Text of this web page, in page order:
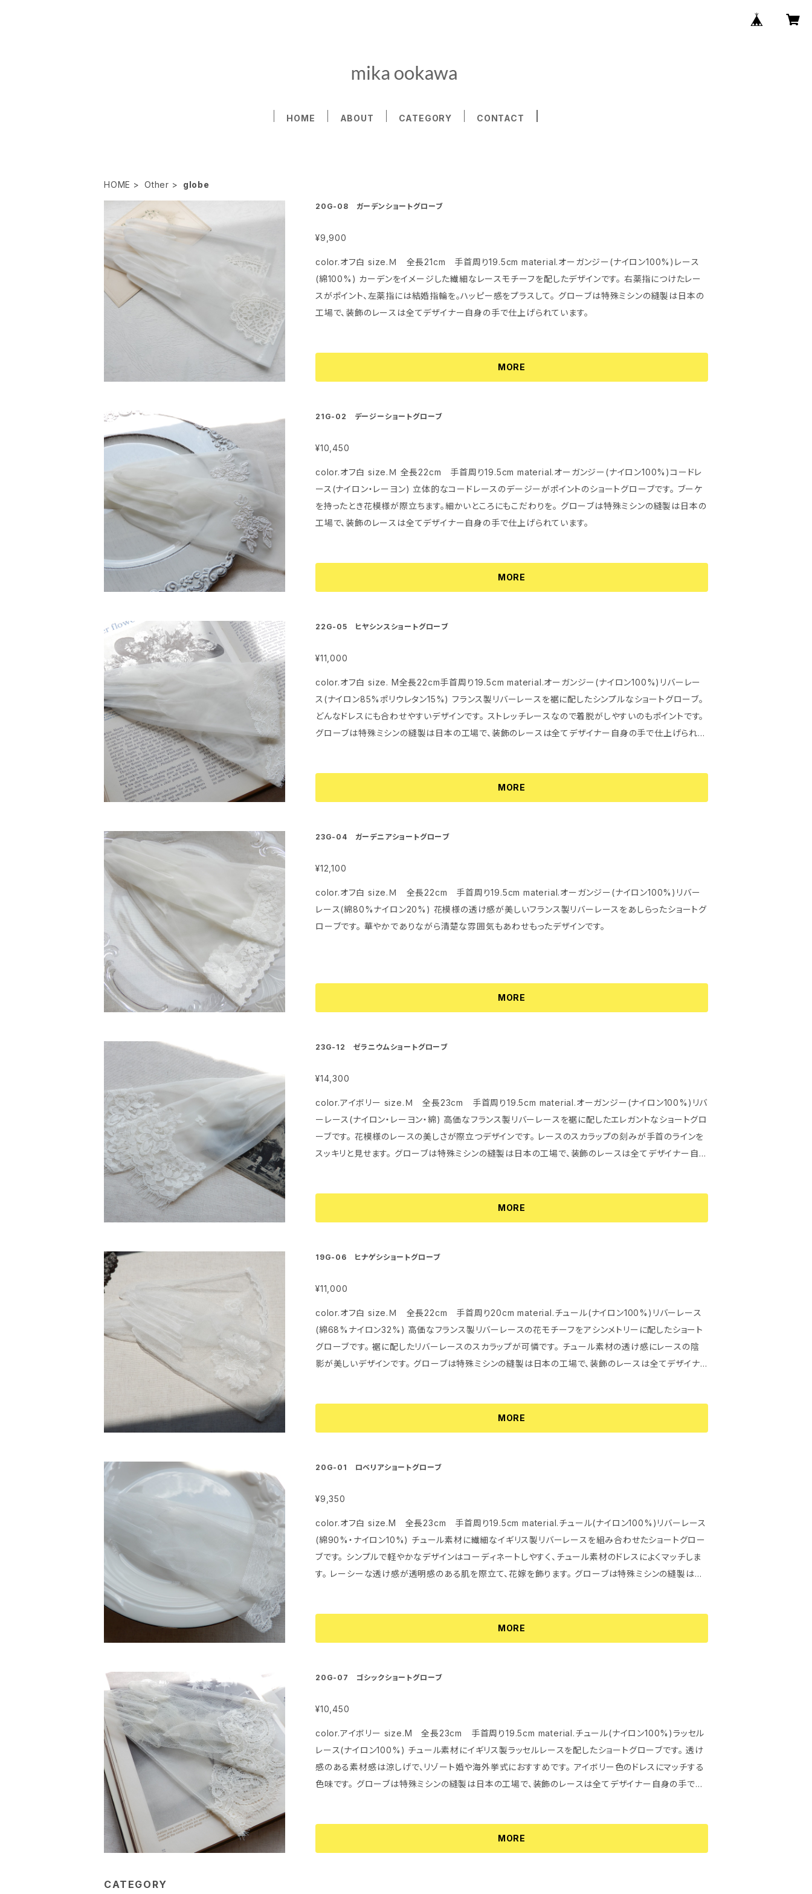
HOME ABOUT CATEGORY CONTACT
HOME Other globe
20G-08 ガーデンショートグローブ
¥9,900
color.オフ白 size.Ｍ 全長21cm 手首周り19.5cm material.オーガンジー(ナイロン100%)レース
(綿100%) カーデンをイメージした繊細なレースモチーフを配したデザインです。 右薬指につけたレー
スがポイント、左薬指には結婚指輪を。ハッピー感をプラスして。 グローブは特殊ミシンの縫製は日本の
工場で、装飾のレースは全てデザイナー自身の手で仕上げられています。
MORE
21G-02 デージーショートグローブ
¥10,450
color.オフ白 size.Ｍ 全長22cm 手首周り19.5cm material.オーガンジー(ナイロン100%)コードレ
ース(ナイロン・レーヨン) 立体的なコードレースのデージーがポイントのショートグローブです。 ブーケ
を持ったとき花模様が際立ちます。細かいところにもこだわりを。 グローブは特殊ミシンの縫製は日本の
工場で、装飾のレースは全てデザイナー自身の手で仕上げられています。
MORE
22G-05 ヒヤシンスショートグローブ
¥11,000
color.オフ白 size. M全長22cm手首周り19.5cm material.オーガンジー(ナイロン100%)リバーレー
ス(ナイロン85%ポリウレタン15%) フランス製リバーレースを裾に配したシンプルなショートグローブ。
どんなドレスにも合わせやすいデザインです。 ストレッチレースなので着脱がしやすいのもポイントです。
グローブは特殊ミシンの縫製は日本の工場で、装飾のレースは全てデザイナー自身の手で仕上げられて
MORE
23G-04 ガーデニアショートグローブ
¥12,100
color.オフ白 size.Ｍ 全長22cm 手首周り19.5cm material.オーガンジー(ナイロン100%)リバー
レース(綿80%ナイロン20%) 花模様の透け感が美しいフランス製リバーレースをあしらったショートグ
ローブです。 華やかでありながら清楚な雰囲気もあわせもったデザインです。
MORE
23G-12 ゼラニウムショートグローブ
¥14,300
color.アイボリー size.Ｍ 全長23cm 手首周り19.5cm material.オーガンジー(ナイロン100%)リバ
ーレース(ナイロン・レーヨン・綿) 高価なフランス製リバーレースを裾に配したエレガントなショートグロ
ーブです。 花模様のレースの美しさが際立つデザインです。 レースのスカラップの刻みが手首のラインを
スッキリと見せます。 グローブは特殊ミシンの縫製は日本の工場で、装飾のレースは全てデザイナー自身
MORE
19G-06 ヒナゲシショートグローブ
¥11,000
color.オフ白 size.Ｍ 全長22cm 手首周り20cm material.チュール(ナイロン100%)リバーレース
(綿68%ナイロン32%) 高価なフランス製リバーレースの花モチーフをアシンメトリーに配したショート
グローブです。 裾に配したリバーレースのスカラップが可憐です。 チュール素材の透け感にレースの陰
影が美しいデザインです。 グローブは特殊ミシンの縫製は日本の工場で、装飾のレースは全てデザイナ
MORE
20G-01 ロベリアショートグローブ
¥9,350
color.オフ白 size.M 全長23cm 手首周り19.5cm material.チュール(ナイロン100%)リバーレース
(綿90%・ナイロン10%) チュール素材に繊細なイギリス製リバーレースを組み合わせたショートグロー
ブです。 シンプルで軽やかなデザインはコーディネートしやすく、チュール素材のドレスによくマッチしま
す。 レーシーな透け感が透明感のある肌を際立て、花嫁を飾ります。 グローブは特殊ミシンの縫製は日
MORE
20G-07 ゴシックショートグローブ
¥10,450
color.アイボリー size.M 全長23cm 手首周り19.5cm material.チュール(ナイロン100%)ラッセル
レース(ナイロン100%) チュール素材にイギリス製ラッセルレースを配したショートグローブです。 透け
感のある素材感は涼しげで、リゾート婚や海外挙式におすすめです。 アイボリー色のドレスにマッチする
色味です。 グローブは特殊ミシンの縫製は日本の工場で、装飾のレースは全てデザイナー自身の手で仕
MORE
CATEGORY